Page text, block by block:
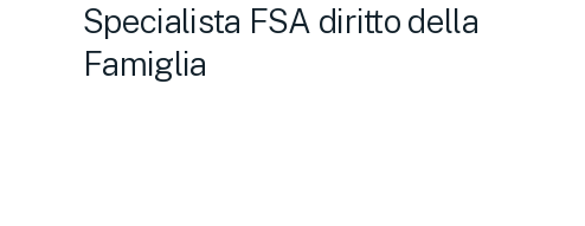
Specialista FSA diritto della
Famiglia